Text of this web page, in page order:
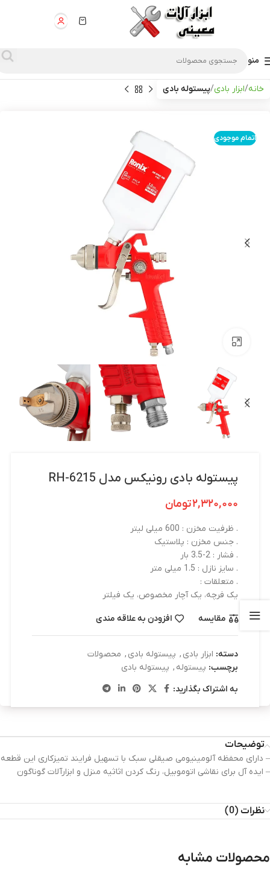
منو
خانه ابزار بادی پیستوله بادی
اتمام موجودی
بزرگنمایی تصویر
پیستوله بادی رونیکس مدل RH-6215
۲,۳۲۰,۰۰۰تومان
. ظرفیت مخزن : 600 میلی لیتر
. جنس مخزن : پلاستیک
. فشار : 2-3.5 بار
. سایز نازل : 1.5 میلی متر
. متعلقات :
یک فرچه، یک آچار مخصوص، یک فیلتر
مقایسه افزودن به علاقه مندی
دسته: ابزار بادی , پیستوله بادی , محصولات
برچسب: پیستوله , پیستوله بادی
به اشتراک بگذارید:
توضیحات
– دارای محفظه آلومینیومی صیقلی سبک با تسهیل فرایند تمیزکاری این قطعه
– ایده آل برای نقاشی اتوموبیل، رنگ کردن اثاثیه منزل و ابزارآلات گوناگون
نظرات (0)
محصولات مشابه